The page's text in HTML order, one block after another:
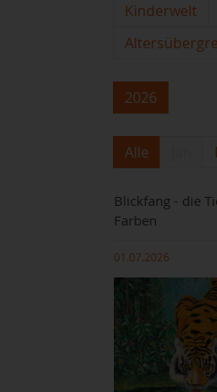
Kinderwelt
2026
Alle
Blickfang - die
Farben
01.07.2026